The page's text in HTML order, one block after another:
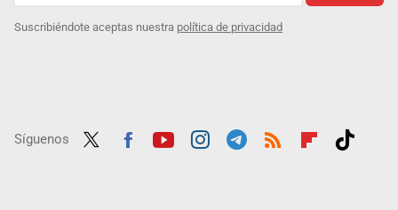
Suscribiéndote aceptas nuestra política de privacidad
Síguenos